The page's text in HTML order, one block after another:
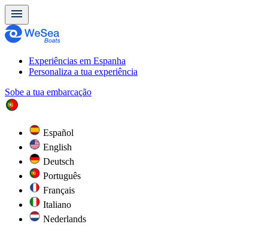
Experiências em Espanha
Personaliza a tua experiência
Sobe a tua embarcação
Español
English
Deutsch
Português
Français
Italiano
Nederlands